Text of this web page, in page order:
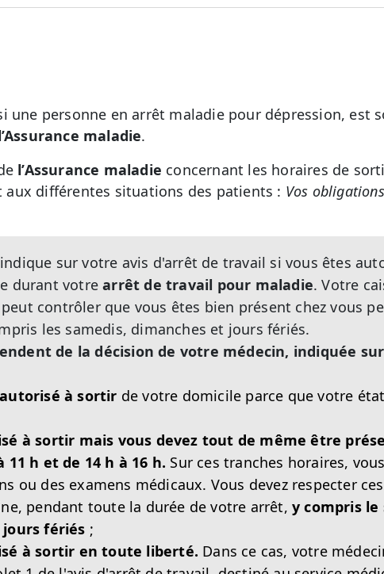
une personne en arrêt maladie pour dépression, est
maladie.
l’Assurance maladie concernant les horaires de
aux différentes situations des patients : Vos
sur votre avis d'arrêt de travail si vous êtes
durant votrearrêt de travail pour maladie. Votre
peut contrôler que vous êtes bien présent chez vous
les samedis, dimanches et jours fériés.
de la décision de votre médecin, indiquée
à sortir de votre domicile parce que votre
à sortir mais vous devez tout de même être
11 h et de 14 h à 16 h. Sur ces tranches horaires,
ou des examens médicaux. Vous devez respecter
pendant toute la durée de votre arrêt,y compris le
fériés ;
à sortir en toute liberté. Dans ce cas, votre